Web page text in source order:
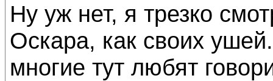
Ну уж нет, я трезко
Оскара, как своих
многие тут любят